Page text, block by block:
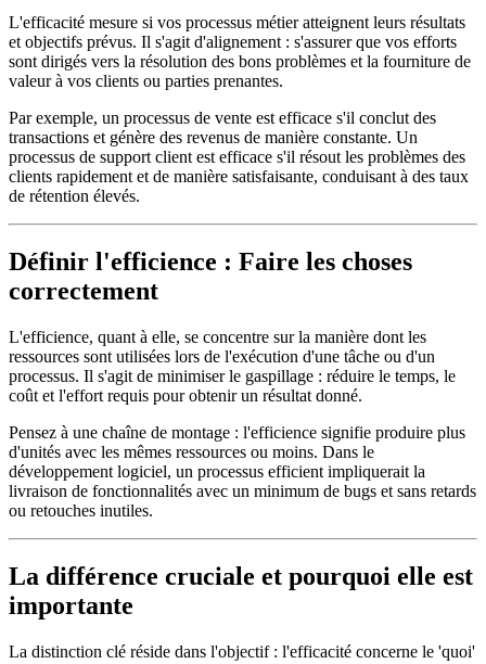
L'efficacité mesure si vos processus métier atteignent leurs résultats
et objectifs prévus. Il s'agit d'alignement : s'assurer que vos efforts
sont dirigés vers la résolution des bons problèmes et la fourniture de
valeur à vos clients ou parties prenantes.
Par exemple, un processus de vente est efficace s'il conclut des
transactions et génère des revenus de manière constante. Un
processus de support client est efficace s'il résout les problèmes des
clients rapidement et de manière satisfaisante, conduisant à des taux
de rétention élevés.
Définir l'efficience : Faire les choses
correctement
L'efficience, quant à elle, se concentre sur la manière dont les
ressources sont utilisées lors de l'exécution d'une tâche ou d'un
processus. Il s'agit de minimiser le gaspillage : réduire le temps, le
coût et l'effort requis pour obtenir un résultat donné.
Pensez à une chaîne de montage : l'efficience signifie produire plus
d'unités avec les mêmes ressources ou moins. Dans le
développement logiciel, un processus efficient impliquerait la
livraison de fonctionnalités avec un minimum de bugs et sans retards
ou retouches inutiles.
La différence cruciale et pourquoi elle est
importante
La distinction clé réside dans l'objectif : l'efficacité concerne le 'quoi'